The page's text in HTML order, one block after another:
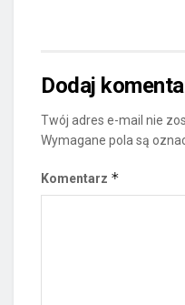
Dodaj
Twój adres e-mail nie
Wymagane pola są
Komentarz *